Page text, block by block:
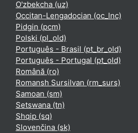
O'zbekcha ‎(uz)‎
Occitan-Lengadocian ‎(oc_lnc)‎
Pidgin ‎(pcm)‎
Polski ‎(pl_old)‎
Português - Brasil ‎(pt_br_old)‎
Português - Portugal ‎(pt_old)‎
Română ‎(ro)‎
Romansh Sursilvan ‎(rm_surs)‎
Samoan ‎(sm)‎
Setswana ‎(tn)‎
Shqip ‎(sq)‎
Slovenčina ‎(sk)‎